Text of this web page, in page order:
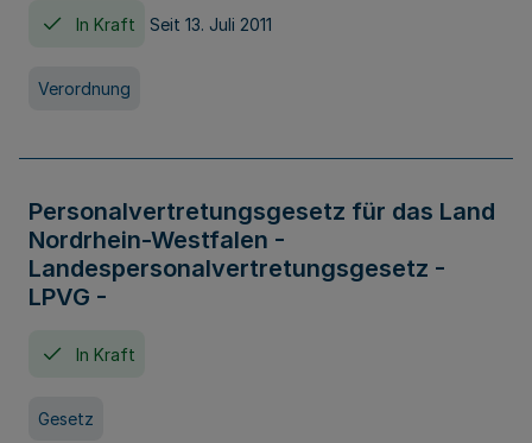
In Kraft Seit 13. Juli 2011
Verordnung
Personalvertretungsgesetz für das Land
Nordrhein-Westfalen -
Landespersonalvertretungsgesetz -
LPVG -
In Kraft
Gesetz